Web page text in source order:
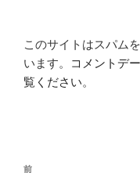
このサイトはスパム
います。
コメントデ
覧ください。
投
前
前